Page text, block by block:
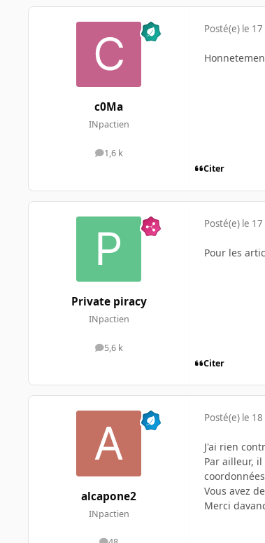
c0Ma
INpactien
1,6 k
messages
Posté(e) le
Citer
Private piracy
INpactien
5,6 k
messages
Posté(e) le
Pour les
Citer
alcapone2
INpactien
Posté(e) le
J'ai rien
Par ailleur,
Vous avez
Merci